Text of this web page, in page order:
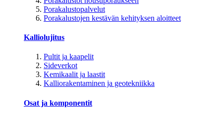
Porakalustopalvelut
Porakalustojen kestävän kehityksen aloitteet
Kalliolujitus
Pultit ja kaapelit
Sideverkot
Kemikaalit ja laastit
Kalliorakentaminen ja geotekniikka
Osat ja komponentit